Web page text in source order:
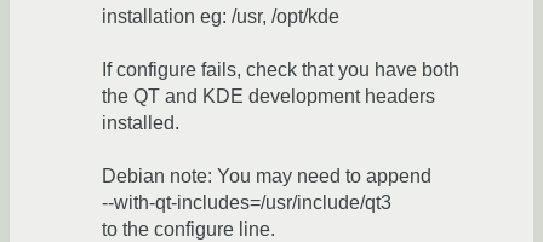
installation eg: /usr, /opt/kde
If configure fails, check that you have both
the QT and KDE development headers
installed.
Debian note: You may need to append
--with-qt-includes=/usr/include/qt3
to the configure line.